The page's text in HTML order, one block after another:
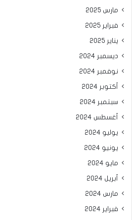
مارس 2025
فبراير 2025
يناير 2025
ديسمبر 2024
نوفمبر 2024
أكتوبر 2024
سبتمبر 2024
أغسطس 2024
يوليو 2024
يونيو 2024
مايو 2024
أبريل 2024
مارس 2024
فبراير 2024